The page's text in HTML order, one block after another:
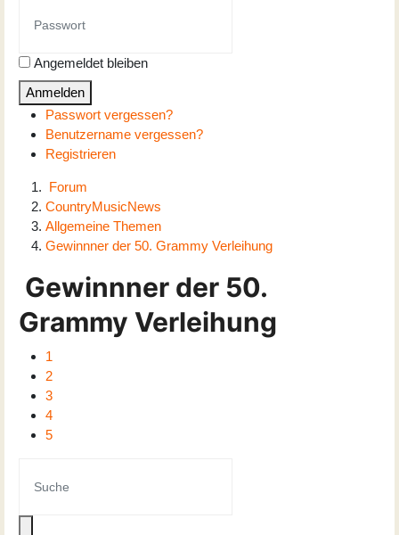
Angemeldet bleiben
Anmelden
Passwort vergessen?
Benutzername vergessen?
Registrieren
Forum
CountryMusicNews
Allgemeine Themen
Gewinnner der 50. Grammy Verleihung
Gewinnner der 50.
Grammy Verleihung
1
2
3
4
5